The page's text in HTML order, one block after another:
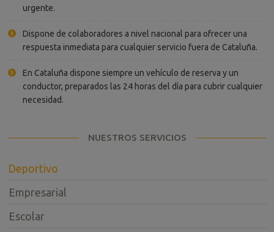
urgente.
Dispone de colaboradores a nivel nacional para ofrecer una
respuesta inmediata para cualquier servicio fuera de Cataluña.
En Cataluña dispone siempre un vehículo de reserva y un
conductor, preparados las 24 horas del día para cubrir cualquier
necesidad.
NUESTROS SERVICIOS
Deportivo
Empresarial
Escolar